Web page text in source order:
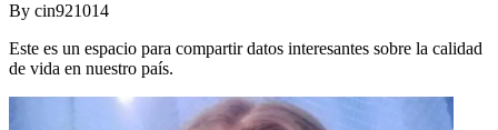
By cin921014
Este es un espacio para compartir datos interesantes sobre la calidad
de vida en nuestro país.